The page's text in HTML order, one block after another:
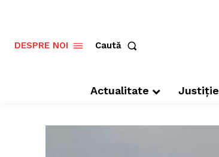
DESPRE NOI Caută
Actualitate Justiție